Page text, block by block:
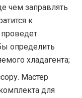
чем заправлять
к
определить
хладагента;
Мастер
для